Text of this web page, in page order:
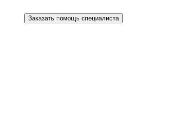
Заказать помощь специалиста